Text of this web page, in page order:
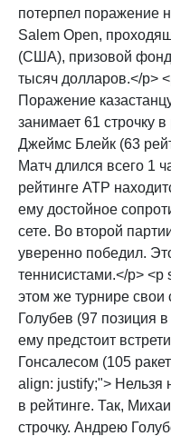
потерпел поражение
Salem Open,
(США), призовой фонд
тысяч долларов.</p>
Поражение
занимает 61 строчку
Джеймс Блейк (63
Матч длился всего 1
рейтинге АТР
ему достойное
сете. Во второй
уверенно победил.
теннисистами.</p>
этом же турнире
Голубев (97 позиция
ему предстоит
Гонсалесом (105
align: justify;"> Нельзя
в рейтинге. Так,
строчку. Андрею